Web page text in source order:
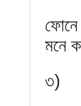
ফোনে
মনে
৩)